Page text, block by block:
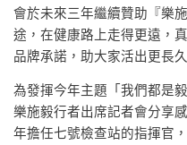
會於未來三年繼續贊助『樂
途，在健康路上走得更遠，
品牌承諾，助大家活出更長
為發揮今年主題「我們都是
樂施毅行者出席記者會分享
年擔任七號檢查站的指揮官